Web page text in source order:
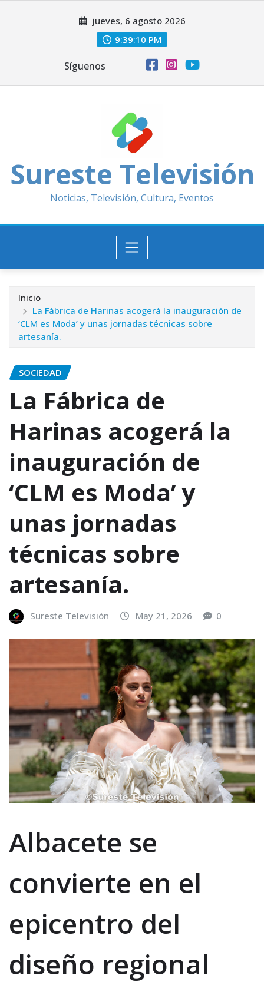
jueves, 6 agosto 2026
9:39:11 PM
Síguenos
Sureste Televisión
Noticias, Televisión, Cultura, Eventos
Inicio
La Fábrica de Harinas acogerá la inauguración de
‘CLM es Moda’ y unas jornadas técnicas sobre
artesanía.
SOCIEDAD
La Fábrica de
Harinas acogerá la
inauguración de
‘CLM es Moda’ y
unas jornadas
técnicas sobre
artesanía.
Sureste Televisión May 21, 2026 0
Albacete se
convierte en el
epicentro del
diseño regional